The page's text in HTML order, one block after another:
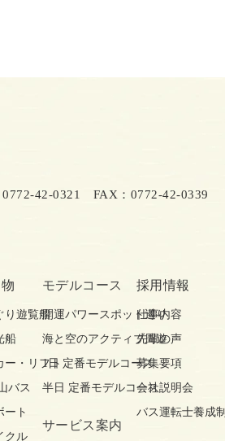
42-0321 FAX：0772-42-0339
り遊覧船
船
ー・リフト
バス
ート
クル
モデルコース
開運パワースポット巡り
海と空のアクティブ周遊
1日 定番モデルコース
半日 定番モデルコース
サービス案内
採用情報
仕事内容
先輩の声
募集要項
会社説明会
バス運転士養成